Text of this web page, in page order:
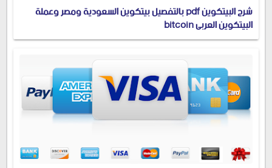
شرح البيتكوين pdf بالتفصيل بيتكوين السعودية ومصر وعملة
البيتكوين العربي bitcoin